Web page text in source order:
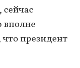
вполне
президент